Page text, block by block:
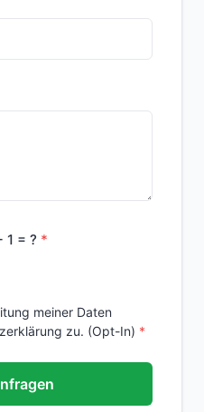
1 = ?
meiner Daten
zu. (Opt-In)